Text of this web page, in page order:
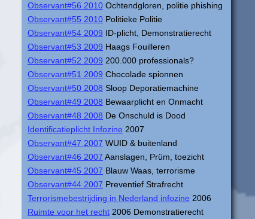
Observant#56 2010 Ochtendgloren, politie phishing
Observant#55 2010 Politieke Politie
Observant#54 2009 ID-plicht, Demonstratierecht
Observant#53 2009 Haags Fouilleren
Observant#52 2009 200.000 professionals?
Observant#51 2009 Chocolade spionnen
Observant#50 2008 Sloop Deporatiemachine
Observant#49 2008 Bewaarplicht en Onmacht
Observant#48 2008 De Onschuld is Dood
Identificatieplicht Infozine 2007
Observant#47 2007 WUID & buitenland
Observant#46 2007 Aanslagen, Prüm, toezicht
Observant#45 2007 Blauw Waas, terrorisme
Observant#44 2007 Preventief Strafrecht
Terrorismebestrijding in Nederland infozine 2006
Ruimte voor het recht 2006 Demonstratierecht